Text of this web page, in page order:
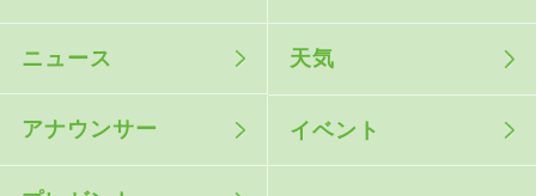
ニュース 天気
アナウンサー イベント